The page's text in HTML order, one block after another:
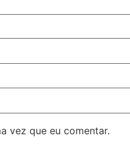
vez que eu comentar.